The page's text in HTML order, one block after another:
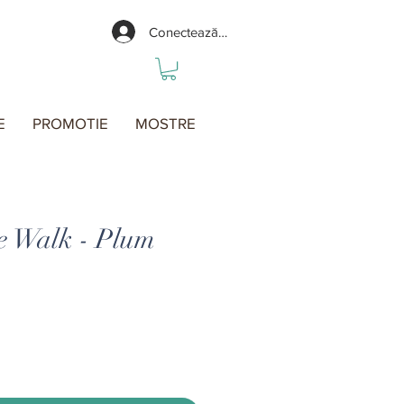
Conectează-te
PROMOTIE MOSTRE
Walk - Plum